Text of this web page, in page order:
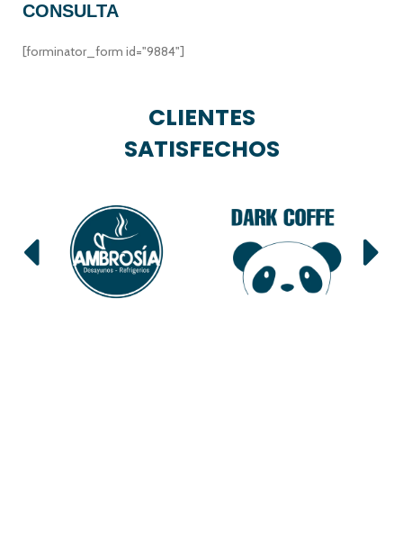
CONSULTA
[forminator_form id="9884"]
CLIENTES
SATISFECHOS